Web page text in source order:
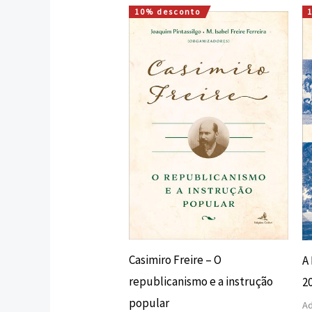
10% desconto
Casimiro Freire – O
republicanismo e a instrução
popular
O
preço
original
16,00 €.
O
preço
atual
14,40 €.
A